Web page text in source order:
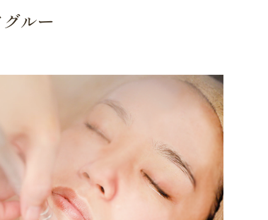
ルー